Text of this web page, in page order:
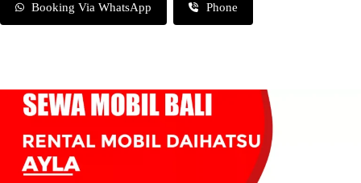
Booking Via WhatsApp Phone